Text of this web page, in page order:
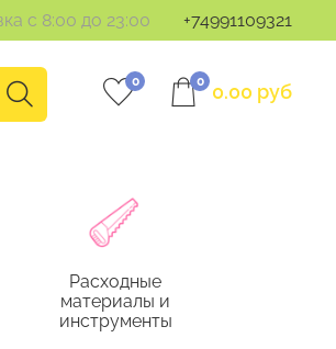
с 8:00 до 23:00 +74991109321
0 0 0.00 руб
Расходные
материалы и
инструменты